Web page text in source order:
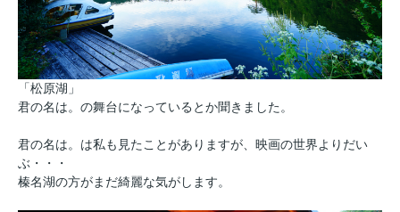
「松原湖」
君の名は。の舞台になっているとか聞きました。
君の名は。は私も見たことがありますが、映画の世界よりだい
ぶ・・・
榛名湖の方がまだ綺麗な気がします。